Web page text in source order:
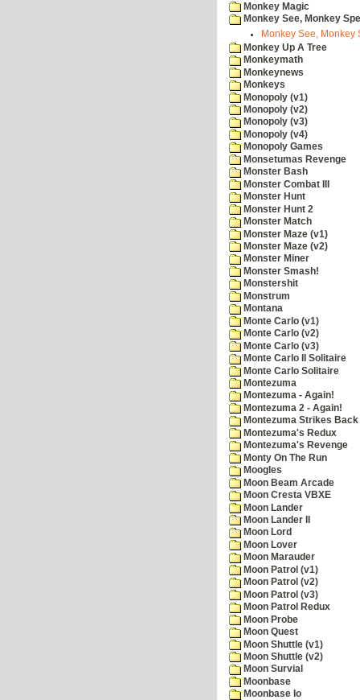
Monkey Magic
Monkey See, Monkey
Monkey See, Monkey
Monkey Up A Tree
Monkeymath
Monkeynews
Monkeys
Monopoly (v1)
Monopoly (v2)
Monopoly (v3)
Monopoly (v4)
Monopoly Games
Monsetumas Revenge
Monster Bash
Monster Combat III
Monster Hunt
Monster Hunt 2
Monster Match
Monster Maze (v1)
Monster Maze (v2)
Monster Miner
Monster Smash!
Monstershit
Monstrum
Montana
Monte Carlo (v1)
Monte Carlo (v2)
Monte Carlo (v3)
Monte Carlo II Solitaire
Monte Carlo Solitaire
Montezuma
Montezuma - Again!
Montezuma 2 - Again!
Montezuma Strikes Back
Montezuma's Redux
Montezuma's Revenge
Monty On The Run
Moogles
Moon Beam Arcade
Moon Cresta VBXE
Moon Lander
Moon Lander II
Moon Lord
Moon Lover
Moon Marauder
Moon Patrol (v1)
Moon Patrol (v2)
Moon Patrol (v3)
Moon Patrol Redux
Moon Probe
Moon Quest
Moon Shuttle (v1)
Moon Shuttle (v2)
Moon Survial
Moonbase
Moonbase Io